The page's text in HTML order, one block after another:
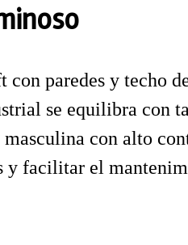
paredes y techo
se equilibra con
con alto
y facilitar el